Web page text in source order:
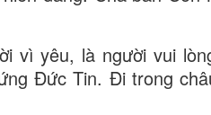
vì yêu, là người vui
Đức Tin. Đi trong